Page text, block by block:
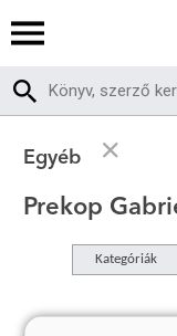
Egyéb
Prekop
Kategóriák